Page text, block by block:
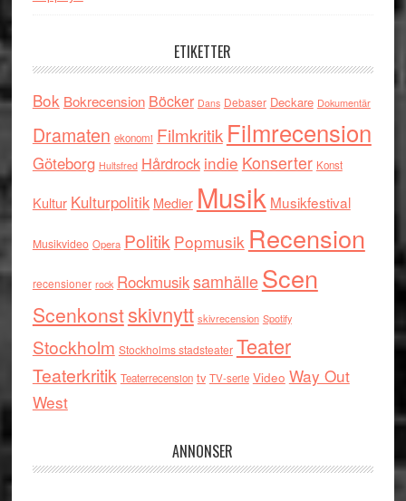
ETIKETTER
Bok Bokrecension Böcker Dans Debaser Deckare Dokumentär
Dramaten ekonomi Filmkritik Filmrecension
Göteborg Hultsfred Hårdrock indie Konserter Konst
Kultur Kulturpolitik Medier Musik Musikfestival
Musikvideo Opera Politik Popmusik Recension
recensioner rock RockmusiksamhälleScen
Scenkonstskivnytt skivrecension Spotify
Stockholm Stockholms stadsteater Teater
Teaterkritik Teaterrecension tv TV-serie Video Way Out
West
ANNONSER